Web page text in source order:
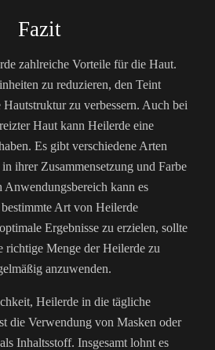
Fazit
zahlreiche Vorteile für die Haut.
zu reduzieren, den Teint
zu verbessern. Auch bei
Haut kann Heilerde eine
Es gibt verschiedene Arten
ihrer Zusammensetzung und Farbe
Anwendungsbereich kann es
Art von Heilerde
Ergebnisse zu erzielen, sollte
richtige Menge der Heilerde zu
anzuwenden.
Heilerde in die tägliche
die Verwendung von Masken oder
Inhaltsstoff. Insgesamt lohnt es